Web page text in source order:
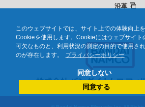
このウェブサイトでは、サイト上での体験向上
Cookieを使用します。Cookieにはウェブサイト
可欠なものと、利用状況の測定の目的で使用さ
のが存在します。
プライバシーポリシー
同意しない
同意する
沿革